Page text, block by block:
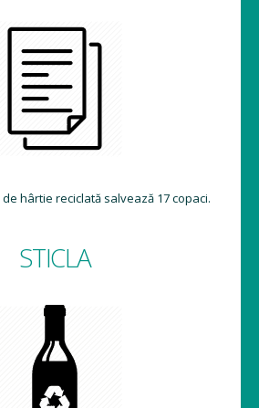
hârtie reciclată salvează 17 copaci.
STICLA